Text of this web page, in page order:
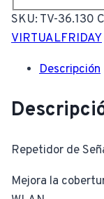
SKU: TV-36.130
VIRTUALFRIDAY
Descripción
Repetidor de
Mejora la